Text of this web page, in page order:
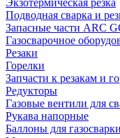
Экзотермическая резка
Подводная сварка и
Запасные части ARC
Газосварочное
Резаки
Горелки
Запчасти к резакам и
Редукторы
Газовые вентили для
Рукава напорные
Баллоны для газосварки